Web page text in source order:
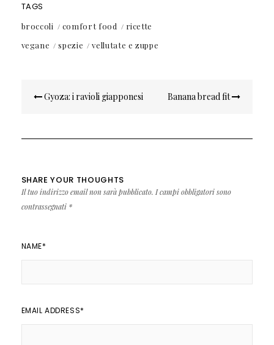
TAGS
broccoli comfort food
ricette
vegane
spezie vellutate e zuppe
Navigazione
Gyoza: i ravioli giapponesi Banana bread fit
SHARE YOUR THOUGHTS
Il tuo indirizzo email non sarà pubblicato. I campi obbligatori sono
contrassegnati *
NAME*
EMAIL ADDRESS*